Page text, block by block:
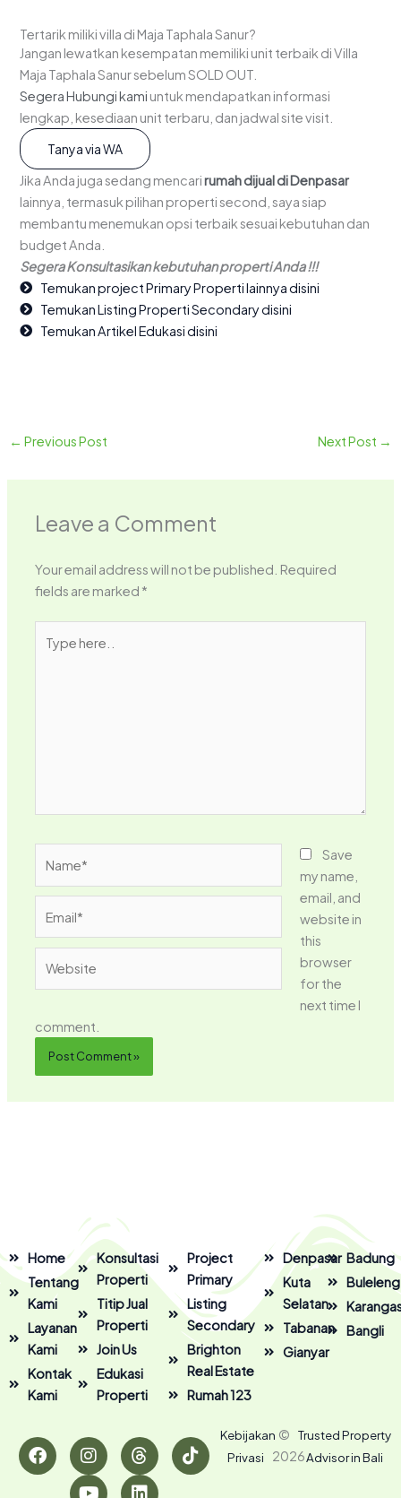
Tertarik miliki villa di Maja Taphala Sanur?
Jangan lewatkan kesempatan memiliki unit terbaik di Villa
Maja Taphala Sanur sebelum SOLD OUT.
Segera Hubungi kami untuk mendapatkan informasi
lengkap, kesediaan unit terbaru, dan jadwal site visit.
Tanya via WA
Jika Anda juga sedang mencarirumah dijual di Denpasar
lainnya, termasuk pilihan properti second, saya siap
membantu menemukan opsi terbaik sesuai kebutuhan dan
budget Anda.
Segera Konsultasikan kebutuhan properti Anda !!!
Temukan project Primary Properti lainnya disini
Temukan Listing Properti Secondary disini
Temukan Artikel Edukasi disini
← Previous Post Next Post →
Leave a Comment
Your email address will not be published. Required
fields are marked *
here..
Save
my name,
email, and
website in
this
browser
for the
next time I
comment.
Home
Tentang
Kami
Layanan
Kami
Kontak
Kami
Konsultasi
Properti
Titip Jual
Properti
Join Us
Edukasi
Properti
Project
Primary
Listing
Secondary
Brighton
Real Estate
Rumah 123
Denpasar
Kuta
Selatan
Tabanan
Gianyar
Badung
Buleleng
Bangli
F
a
c
I
n
s
t
T
h
r
e
T
i
k
Y
o
u
t
L
i
n
k
Kebijakan
Privasi
©
2026
Trusted Property
Advisor in Bali